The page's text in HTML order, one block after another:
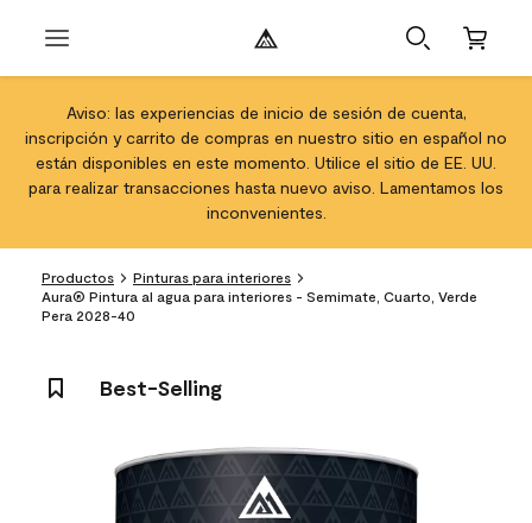
Aviso: las experiencias de inicio de sesión de cuenta,
inscripción y carrito de compras en nuestro sitio en español no
están disponibles en este momento. Utilice el sitio de EE. UU.
para realizar transacciones hasta nuevo aviso. Lamentamos los
inconvenientes.
Productos
Pinturas para interiores
Aura® Pintura al agua para interiores - Semimate, Cuarto, Verde
Pera 2028-40
Best-Selling